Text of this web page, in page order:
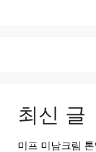
최신 글
미프 미남크림